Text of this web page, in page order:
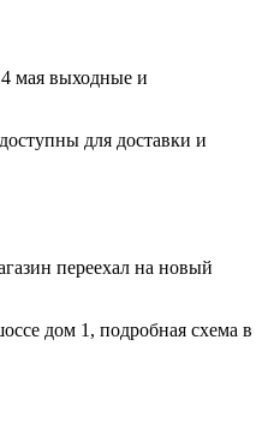
мая выходные и
для доставки и
переехал на новый
дом 1, подробная схема в